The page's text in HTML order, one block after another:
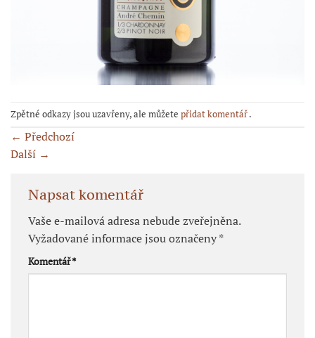
Zpětné odkazy jsou uzavřeny, ale můžete přidat komentář.
← Předchozí
Další →
Napsat komentář
Vaše e-mailová adresa nebude zveřejněna.
Vyžadované informace jsou označeny*
Komentář*